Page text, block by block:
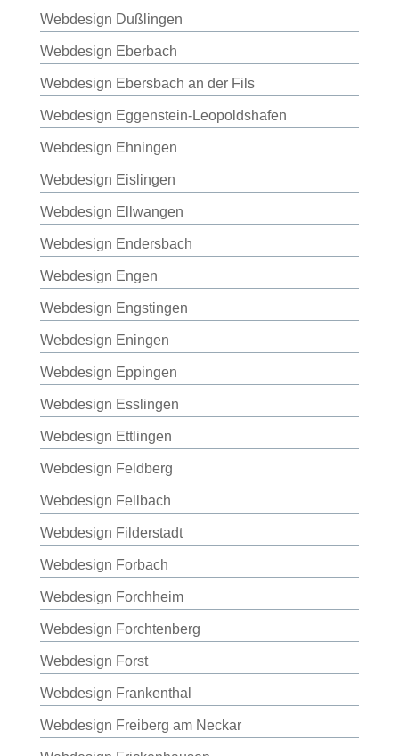
Webdesign Dußlingen
Webdesign Eberbach
Webdesign Ebersbach an der Fils
Webdesign Eggenstein-Leopoldshafen
Webdesign Ehningen
Webdesign Eislingen
Webdesign Ellwangen
Webdesign Endersbach
Webdesign Engen
Webdesign Engstingen
Webdesign Eningen
Webdesign Eppingen
Webdesign Esslingen
Webdesign Ettlingen
Webdesign Feldberg
Webdesign Fellbach
Webdesign Filderstadt
Webdesign Forbach
Webdesign Forchheim
Webdesign Forchtenberg
Webdesign Forst
Webdesign Frankenthal
Webdesign Freiberg am Neckar